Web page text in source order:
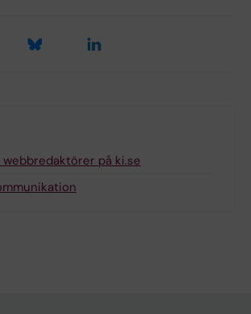
på ki.se